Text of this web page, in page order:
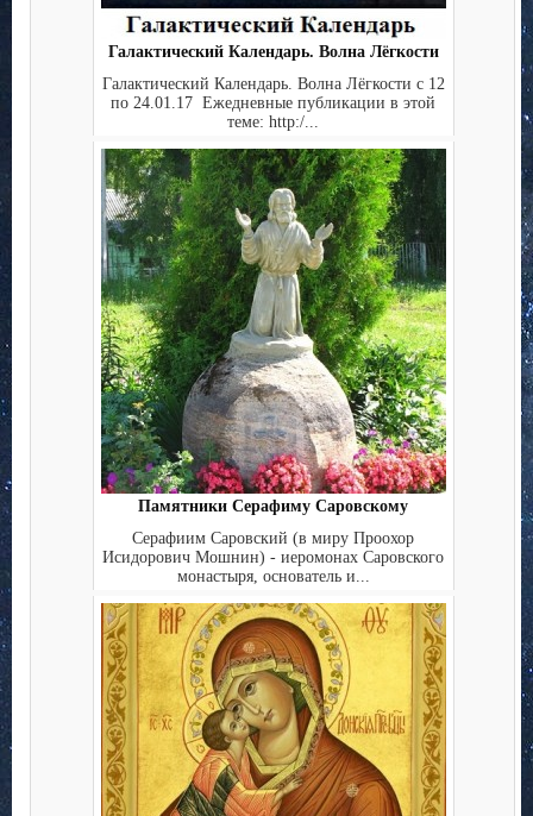
Галактический Календарь. Волна Лёгкости
Галактический Календарь. Волна Лёгкости с 12
по 24.01.17 Ежедневные публикации в этой
теме: http:/...
Памятники Серафиму Саровскому
Серафиим Саровский (в миру Проохор
Исидорович Мошнин) - иеромонах Саровского
монастыря, основатель и...